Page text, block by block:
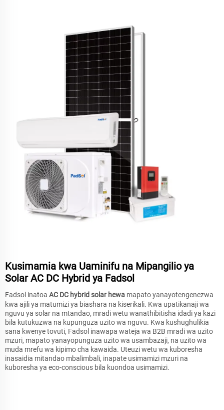
Kusimamia kwa Uaminifu na Mipangilio ya
Solar AC DC Hybrid ya Fadsol
Fadsol inatoa AC DC hybrid solar hewa mapato yanayotengenezwa
kwa ajili ya matumizi ya biashara na kiserikali. Kwa upatikanaji wa
nguvu ya solar na mtandao, mradi wetu wanathibitisha idadi ya kazi
bila kutukuzwa na kupunguza uzito wa nguvu. Kwa kushughulikia
sana kwenye tovuti, Fadsol inawapa wateja wa B2B mradi wa uzito
mzuri, mapato yanayopunguza uzito wa usambazaji, na uzito wa
muda mrefu wa kipimo cha kawaida. Uteuzi wetu wa kuboresha
inasaidia mitandao mbalimbali, inapate usimamizi mzuri na
kuboresha ya eco-conscious bila kuondoa usimamizi.